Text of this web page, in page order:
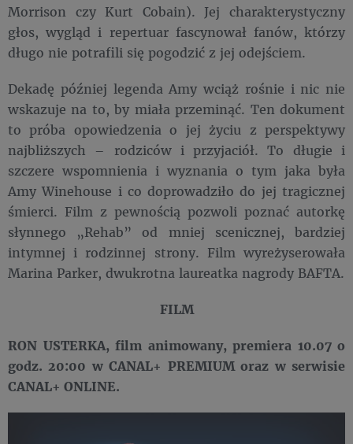
Morrison czy Kurt Cobain). Jej charakterystyczny
głos, wygląd i repertuar fascynował fanów, którzy
długo nie potrafili się pogodzić z jej odejściem.
Dekadę później legenda Amy wciąż rośnie i nic nie
wskazuje na to, by miała przeminąć. Ten dokument
to próba opowiedzenia o jej życiu z perspektywy
najbliższych – rodziców i przyjaciół. To długie i
szczere wspomnienia i wyznania o tym jaka była
Amy Winehouse i co doprowadziło do jej tragicznej
śmierci. Film z pewnością pozwoli poznać autorkę
słynnego „Rehab” od mniej scenicznej, bardziej
intymnej i rodzinnej strony. Film wyreżyserowała
Marina Parker, dwukrotna laureatka nagrody BAFTA.
FILM
RON USTERKA, film animowany, premiera 10.07 o
godz. 20:00 w CANAL+ PREMIUM oraz w serwisie
CANAL+ ONLINE.